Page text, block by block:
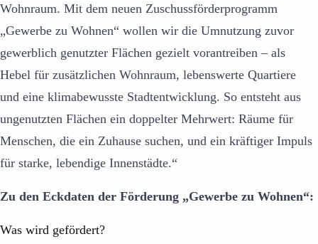
Wohnraum. Mit dem neuen Zuschussförderprogramm
„Gewerbe zu Wohnen“ wollen wir die Umnutzung zuvor
gewerblich genutzter Flächen gezielt vorantreiben – als
Hebel für zusätzlichen Wohnraum, lebenswerte Quartiere
und eine klimabewusste Stadtentwicklung. So entsteht aus
ungenutzten Flächen ein doppelter Mehrwert: Räume für
Menschen, die ein Zuhause suchen, und ein kräftiger Impuls
für starke, lebendige Innenstädte.“
Zu den Eckdaten der Förderung „Gewerbe zu Wohnen“:
Was wird gefördert?